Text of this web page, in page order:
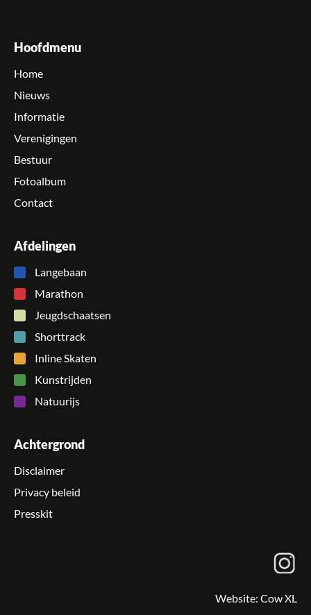
Hoofdmenu
Home
Nieuws
Informatie
Verenigingen
Bestuur
Fotoalbum
Contact
Afdelingen
Langebaan
Marathon
Jeugdschaatsen
Shorttrack
Inline Skaten
Kunstrijden
Natuurijs
Achtergrond
Disclaimer
Privacy beleid
Presskit
Website: Cow XL